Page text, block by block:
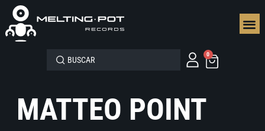
0
MATTEO POINT